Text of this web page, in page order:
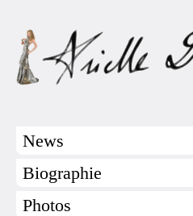
News
Biographie
Photos